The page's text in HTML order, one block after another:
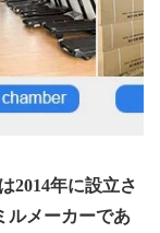
2014年に設立さ
ルメーカーであ